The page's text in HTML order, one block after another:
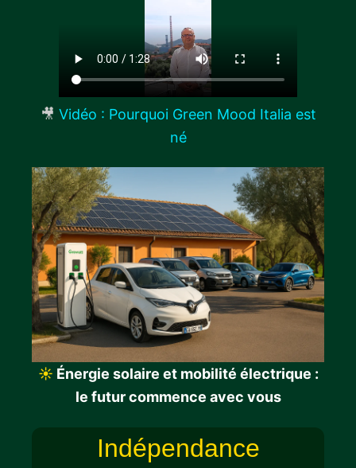
🎥 Vidéo : Pourquoi Green Mood Italia est
né
☀️ Énergie solaire et mobilité électrique :
le futur commence avec vous
Indépendance